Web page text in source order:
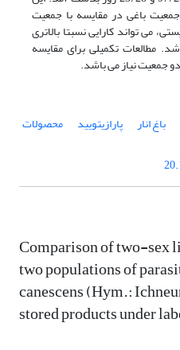
باغی در مقایسه با جمعیت
می تواند کارایی نسبتا بالاتری
مطالعات تکمیلی برای مقایسه
جمعیت نیاز می باشد.
باغ انار پارازیتویید محصولات
Comparison of two-sex
two populations of
canescens (Hym.:
stored products under